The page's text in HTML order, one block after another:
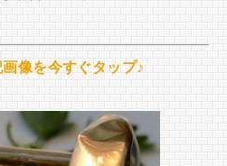
像を今すぐタップ♪